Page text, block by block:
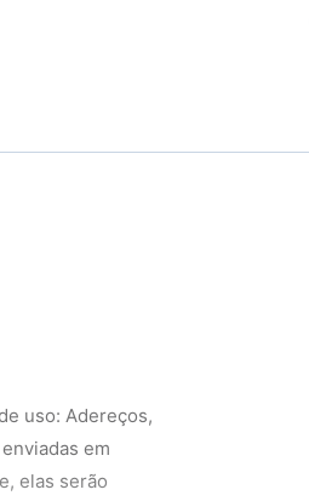
uso: Adereços,
em
elas serão